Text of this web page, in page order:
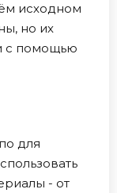
исходном
но их
с помощью
для
- от